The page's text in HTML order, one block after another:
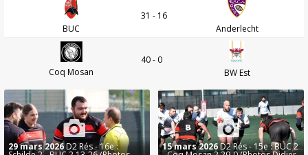
BUC
31 - 16
Anderlecht
Coq Mosan
40 - 0
BW Est
29 mars 2026D2 Rés - 16e : 15 mars 2026D2 Rés - 15e : BUC 2